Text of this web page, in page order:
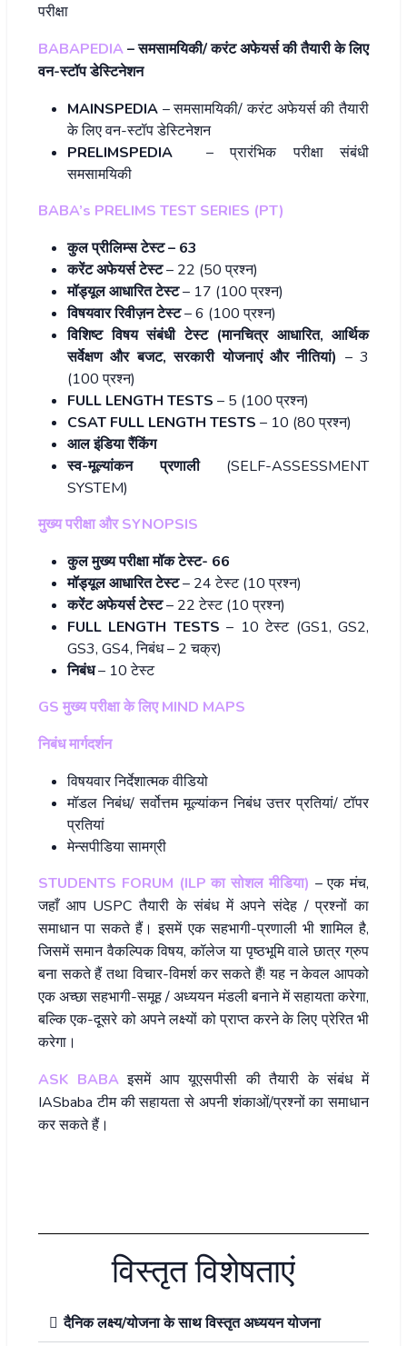
परीक्षा
BABAPEDIA– समसामयिकी/ करंट अफेयर्स की तैयारी के लिए
वन-स्टॉप डेस्टिनेशन
MAINSPEDIA – समसामयिकी/ करंट अफेयर्स की तैयारी
के लिए वन-स्टॉप डेस्टिनेशन
PRELIMSPEDIA – प्रारंभिक परीक्षा संबंधी
समसामयिकी
BABA’s PRELIMS TEST SERIES (PT)
कुल प्रीलिम्स टेस्ट – 63
करेंट अफेयर्स टेस्ट– 22 (50 प्रश्न)
मॉड्यूल आधारित टेस्ट– 17 (100 प्रश्न)
विषयवार रिवीज़न टेस्ट– 6 (100 प्रश्न)
विशिष्ट विषय संबंधी टेस्ट (मानचित्र आधारित, आर्थिक
सर्वेक्षण और बजट,सरकारी योजनाएं और नीतियां) – 3
(100 प्रश्न)
FULL LENGTH TESTS – 5 (100 प्रश्न)
CSAT FULL LENGTH TESTS – 10 (80 प्रश्न)
आल इंडिया रैंकिंग
स्व-मूल्यांकन प्रणाली(SELF-ASSESSMENT
SYSTEM)
मुख्य परीक्षा और SYNOPSIS
कुल मुख्य परीक्षा मॉक टेस्ट- 66
मॉड्यूल आधारित टेस्ट– 24 टेस्ट (10 प्रश्न)
करेंट अफेयर्स टेस्ट– 22 टेस्ट (10 प्रश्न)
FULL LENGTH TESTS – 10 टेस्ट (GS1, GS2,
GS3, GS4, निबंध – 2 चक्र)
निबंध– 10 टेस्ट
GS मुख्य परीक्षा के लिए MIND MAPS
निबंध मार्गदर्शन
विषयवार निर्देशात्मक वीडियो
मॉडल निबंध/ सर्वोत्तम मूल्यांकन निबंध उत्तर प्रतियां/ टॉपर
प्रतियां
मेन्सपीडिया सामग्री
STUDENTS FORUM (ILP का सोशल मीडिया) – एक मंच,
जहाँ आप USPC तैयारी के संबंध में अपने संदेह / प्रश्नों का
समाधान पा सकते हैं। इसमें एक सहभागी-प्रणाली भी शामिल है,
जिसमें समान वैकल्पिक विषय, कॉलेज या पृष्ठभूमि वाले छात्र ग्रुप
बना सकते हैं तथा विचार-विमर्श कर सकते हैं! यह न केवल आपको
एक अच्छा सहभागी-समूह / अध्ययन मंडली बनाने में सहायता करेगा,
बल्कि एक-दूसरे को अपने लक्ष्यों को प्राप्त करने के लिए प्रेरित भी
करेगा।
ASK BABAइसमें आप यूएसपीसी की तैयारी के संबंध में
IASbaba टीम की सहायता से अपनी शंकाओं/प्रश्नों का समाधान
कर सकते हैं।
विस्तृत विशेषताएं
दैनिक लक्ष्य/योजना के साथ विस्तृत अध्ययन योजना